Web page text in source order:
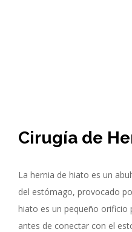
Cirugía de
La hernia de hiato es un
del estómago, provocado
hiato es un pequeño orificio
antes de conectar con el